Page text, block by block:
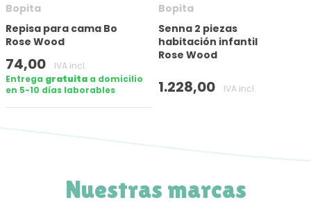
Bopita
Repisa para cama Bo
Rose Wood
74,00
IVA incl.
Entrega gratuita a domicilio
en 5-10 días laborables
Bopita
Senna 2 piezas
habitación infantil
Rose Wood
1.228,00 IVA incl.
Nuestras marcas